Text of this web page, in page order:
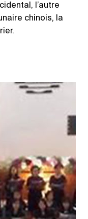
l’autre
chinois, la